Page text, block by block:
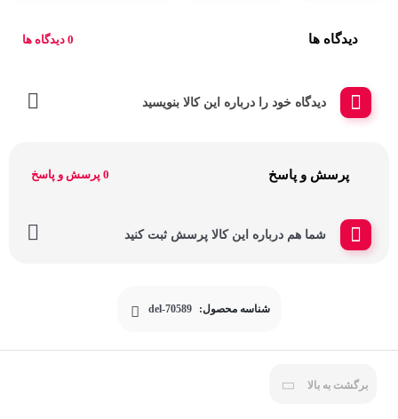
دیدگاه ها 0 دیدگاه ها
دیدگاه خود را درباره این کالا بنویسید
پرسش و پاسخ 0 پرسش و پاسخ
شما هم درباره این کالا پرسش ثبت کنید
شناسه محصول: del-70589
برگشت به بالا